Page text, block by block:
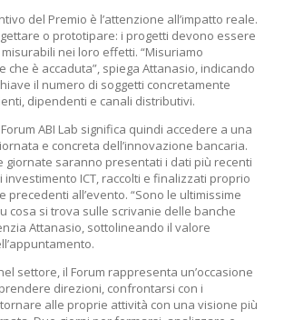
del Premio è l’attenzione all’impatto reale.
o prototipare: i progetti devono essere
nei loro effetti. “Misuriamo
che è accaduta”, spiega Attanasio, indicando
il numero di soggetti concretamente
dipendenti e canali distributivi.
ABI Lab significa quindi accedere a una
e concreta dell’innovazione bancaria.
giornate saranno presentati i dati più recenti
investimento ICT, raccolti e finalizzati proprio
precedenti all’evento. “Sono le ultimissime
cosa si trova sulle scrivanie delle banche
Attanasio, sottolineando il valore
settore, il Forum rappresenta un’occasione
direzioni, confrontarsi con i
alle proprie attività con una visione più